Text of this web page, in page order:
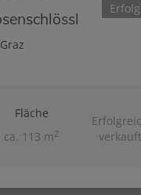
Fläche
ca. 113 m2
verkauft